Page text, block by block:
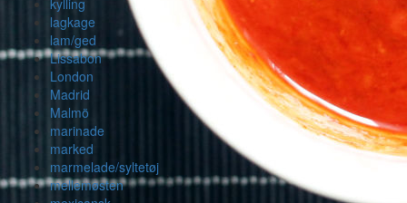
kylling
lagkage
lam/ged
Lissabon
London
Madrid
Malmö
marinade
marked
marmelade/syltetøj
mellemøsten